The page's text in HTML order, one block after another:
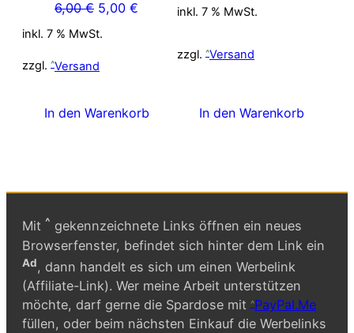
6,00€ Ursprünglicher
Preis
6,00 €
5,00€ Aktueller
inkl. 7 % MwSt.
zzgl. Versand
In den Warenkorb
war:
inkl. 7 % MwSt.
zzgl. Versand
In den Warenkorb
Mit ^ gekennzeichnete Links öffnen ein neues
Browserfenster, befindet sich hinter dem Link ein
Ad, dann handelt es sich um einen Werbelink
(Affiliate-Link). Wer meine Arbeit unterstützen
möchte, darf gerne die Spardose mit PayPal.Me
füllen, oder beim nächsten Einkauf die Werbelinks